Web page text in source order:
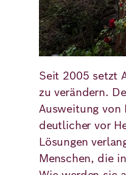
Seit 2005 setzt
zu verändern.
Ausweitung von
deutlicher vor
Lösungen
Menschen, die